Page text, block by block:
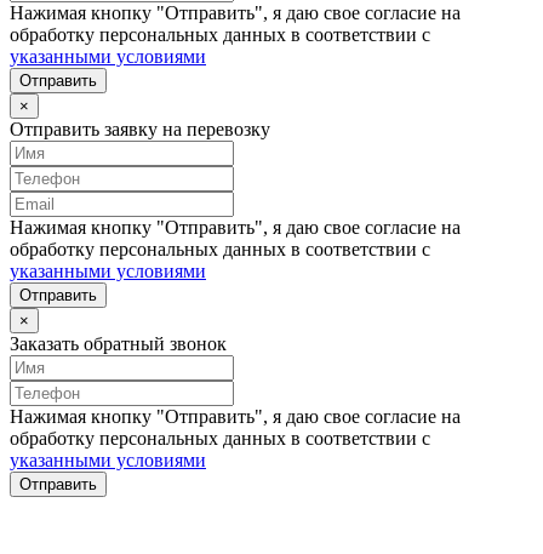
Нажимая кнопку "Отправить", я даю свое согласие на
обработку персональных данных в соответствии с
указанными условиями
Отправить
×
Отправить заявку на перевозку
Нажимая кнопку "Отправить", я даю свое согласие на
обработку персональных данных в соответствии с
указанными условиями
Отправить
×
Заказать обратный звонок
Нажимая кнопку "Отправить", я даю свое согласие на
обработку персональных данных в соответствии с
указанными условиями
Отправить